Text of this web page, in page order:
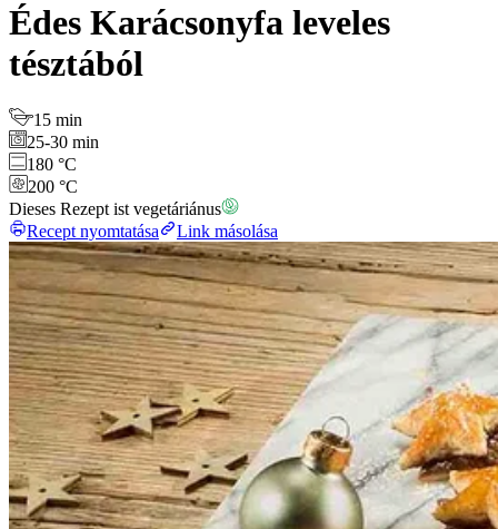
Édes Karácsonyfa leveles
tésztából
15 min
25-30 min
180 °C
200 °C
Dieses Rezept ist vegetáriánus
Recept nyomtatása
Link másolása